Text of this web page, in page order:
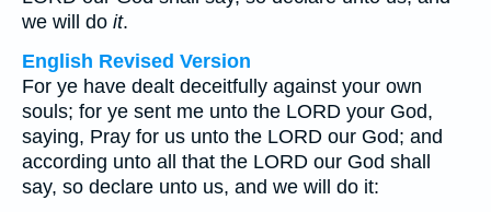
we will do it.
English Revised Version
For ye have dealt deceitfully against your own
souls; for ye sent me unto the LORD your God,
saying, Pray for us unto the LORD our God; and
according unto all that the LORD our God shall
say, so declare unto us, and we will do it: